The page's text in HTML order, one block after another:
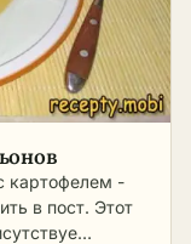
картофелем -
в пост. Этот